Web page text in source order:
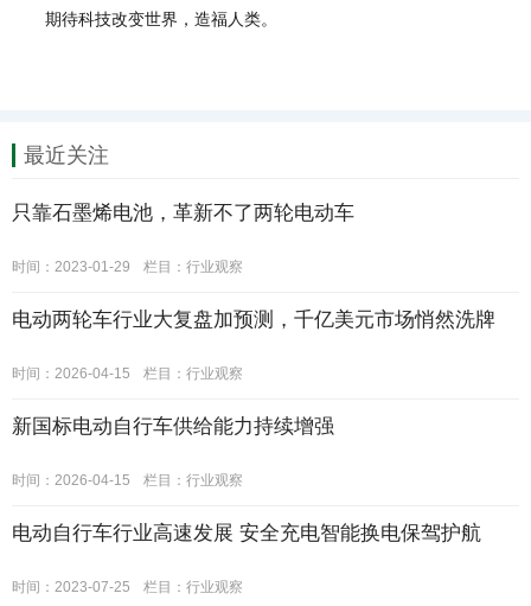
期待科技改变世界，造福人类。
最近关注
只靠石墨烯电池，革新不了两轮电动车
时间：2023-01-29 栏目： 行业观察
电动两轮车行业大复盘加预测，千亿美元市场悄然洗牌
时间：2026-04-15 栏目： 行业观察
新国标电动自行车供给能力持续增强
时间：2026-04-15 栏目： 行业观察
电动自行车行业高速发展 安全充电智能换电保驾护航
时间：2023-07-25 栏目： 行业观察